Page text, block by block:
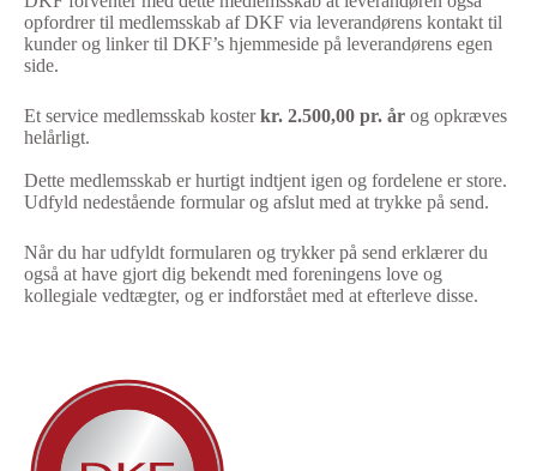
opfordrer til medlemsskab af DKF via leverandørens kontakt til
kunder og linker til DKF’s hjemmeside på leverandørens egen
side.
Et service medlemsskab kosterkr. 2.500,00 pr. år og opkræves
helårligt.
Dette medlemsskab er hurtigt indtjent igen og fordelene er store.
Udfyld nedestående formular og afslut med at trykke på send.
Når du har udfyldt formularen og trykker på send erklærer du
også at have gjort dig bekendt med foreningens love og
kollegiale vedtægter, og er indforstået med at efterleve disse.